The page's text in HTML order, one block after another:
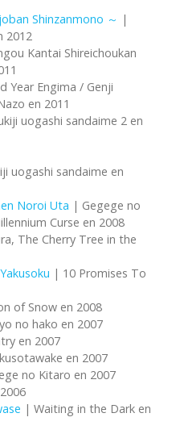
Shinzanmono ～ |
2012
Kantai Shireichoukan
Year Engima / Genji
en 2011
uogashi sandaime 2 en
uogashi sandaime en
Noroi Uta | Gegege no
Curse en 2008
The Cherry Tree in the
| 10 Promises To
of Snow en 2008
no hako en 2007
en 2007
en 2007
no Kitaro en 2007
| Waiting in the Dark en